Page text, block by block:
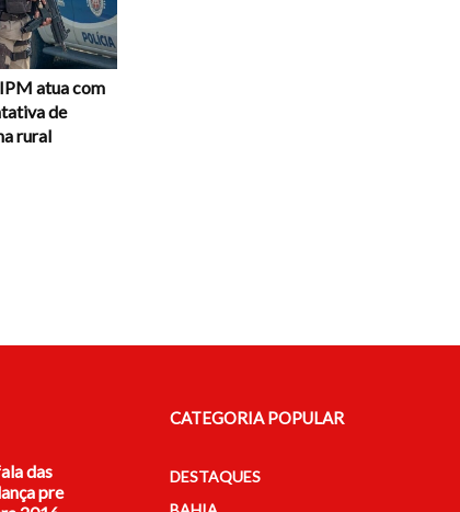
atua com
de
rural
das
pre
CATEGORIA POPULAR
DESTAQUES